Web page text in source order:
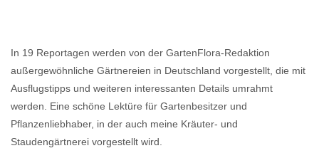
In 19 Reportagen werden von der GartenFlora-Redaktion
außergewöhnliche Gärtnereien in Deutschland vorgestellt, die mit
Ausflugstipps und weiteren interessanten Details umrahmt
werden. Eine schöne Lektüre für Gartenbesitzer und
Pflanzenliebhaber, in der auch meine Kräuter- und
Staudengärtnerei vorgestellt wird.